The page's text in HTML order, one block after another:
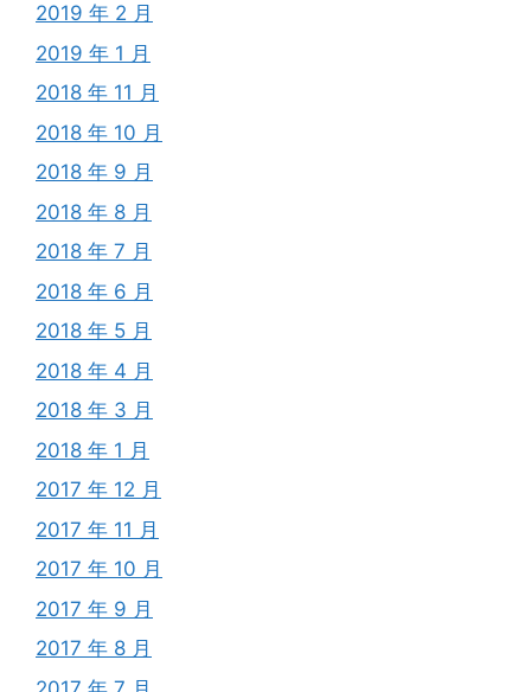
2019 年 2 月
2019 年 1 月
2018 年 11 月
2018 年 10 月
2018 年 9 月
2018 年 8 月
2018 年 7 月
2018 年 6 月
2018 年 5 月
2018 年 4 月
2018 年 3 月
2018 年 1 月
2017 年 12 月
2017 年 11 月
2017 年 10 月
2017 年 9 月
2017 年 8 月